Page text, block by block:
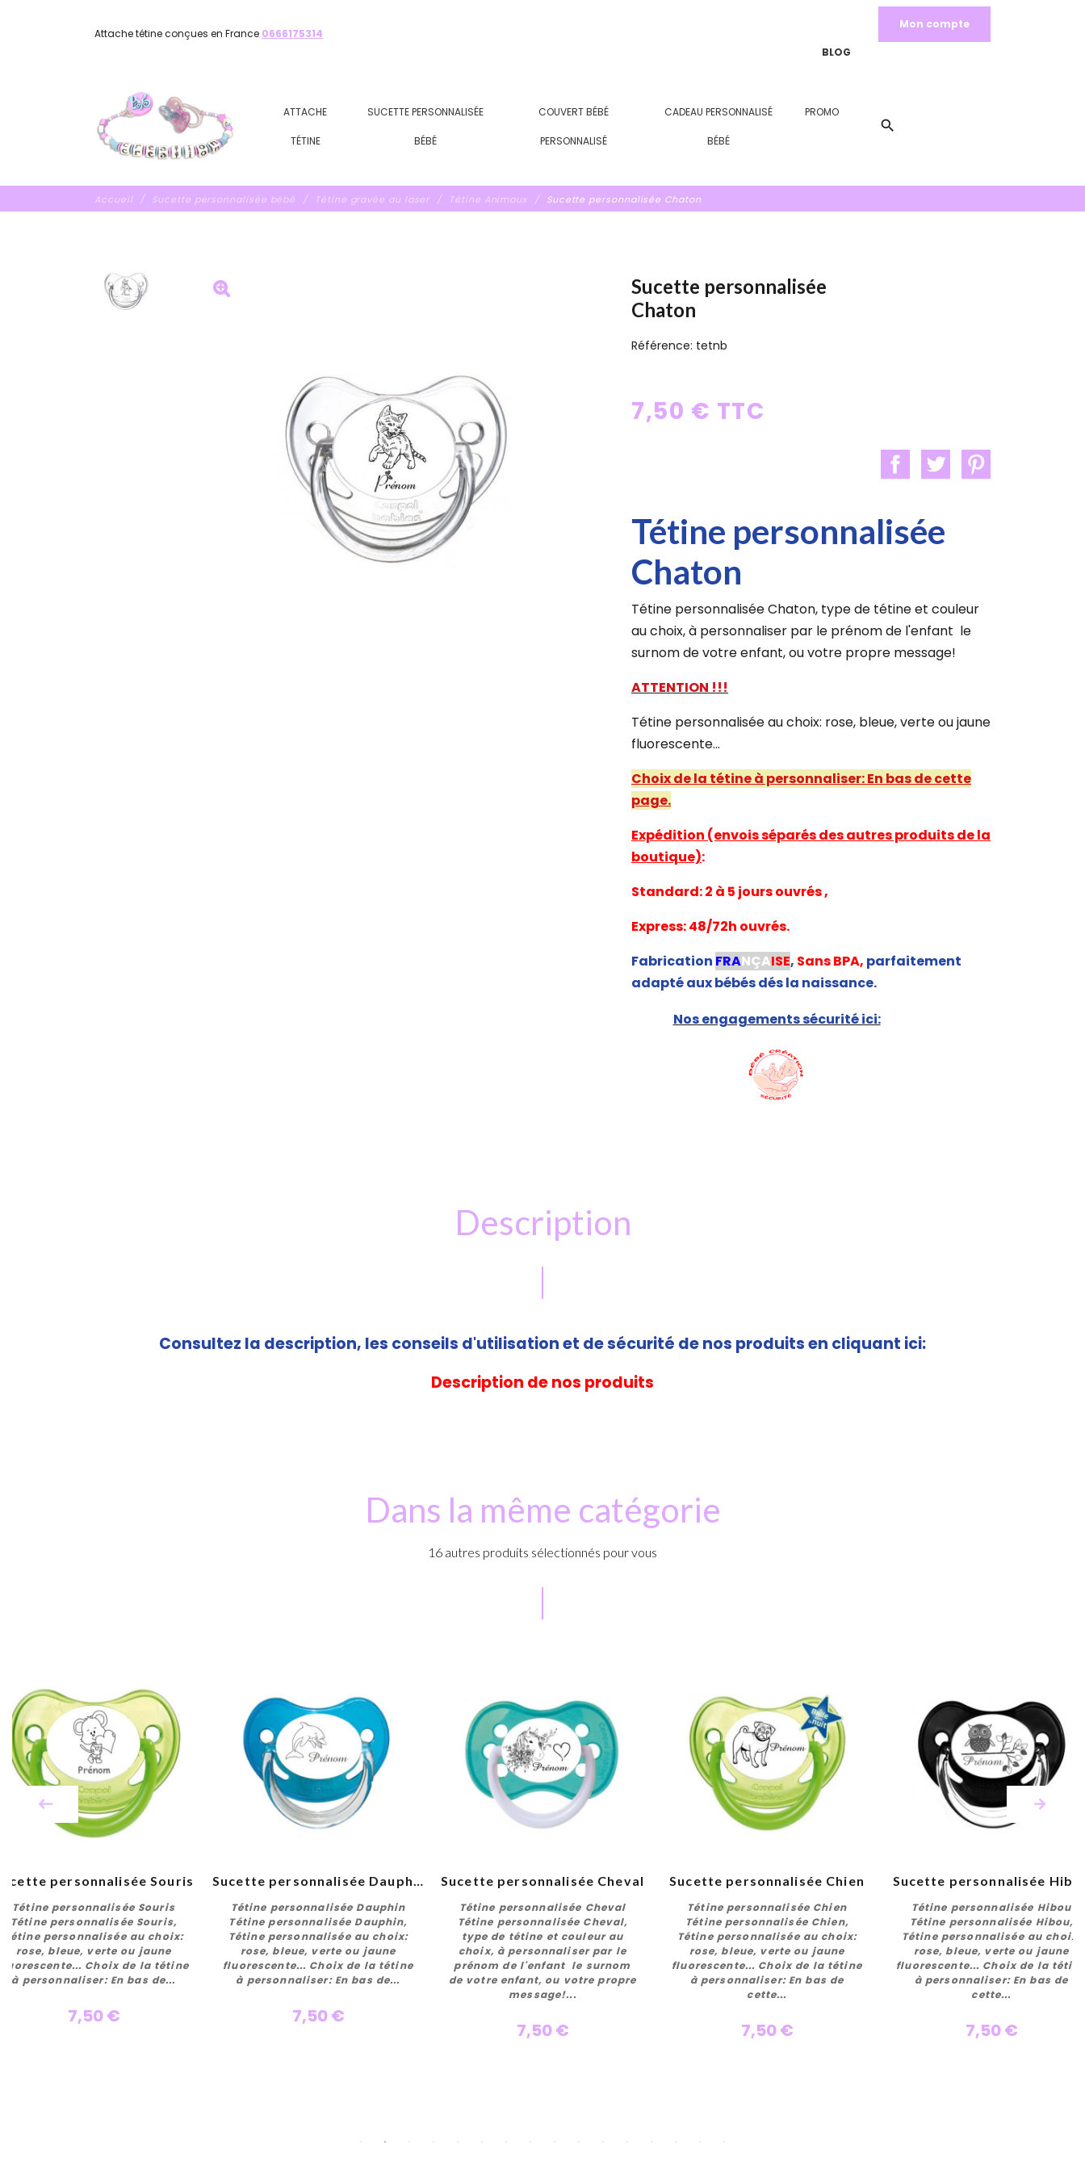
Attache tétine conçues en France 0666175314
Mon compte
BLOG
ATTACHE
TÉTINE
SUCETTE PERSONNALISÉE
BÉBÉ
COUVERT BÉBÉ
PERSONNALISÉ
CADEAU PERSONNALISÉ
BÉBÉ
PROMO
search
Accueil Sucette personnalisée bébé Tétine gravée au laser Tétine Animaux Sucette personnalisée Chaton
Sucette personnalisée
Chaton
Référence: tetnb
7,50 € TTC
Tétine personnalisée
Chaton
Tétine personnalisée Chaton, type de tétine et couleur
au choix, à personnaliser par le prénom de l'enfant le
surnom de votre enfant, ou votre propre message!
ATTENTION !!!
Tétine personnalisée au choix: rose, bleue, verte ou jaune
fluorescente...
Choix de la tétine à personnaliser: En bas de cette
page.
Expédition (envois séparés des autres produits de la
boutique):
Standard: 2 à 5 jours ouvrés ,
Express: 48/72h ouvrés.
Fabrication FRANÇAISE, Sans BPA, parfaitement
adapté aux bébés dés la naissance.
Nos engagements sécurité ici:
Description
Consultez la description, les conseils d'utilisation et de sécurité de nos produits en cliquant ici:
Description de nos produits
Dans la même catégorie
16 autres produits sélectionnés pour vous
Personnaliser
personnalisée Souris
Tétine personnalisée Souris
Tétine personnalisée Souris,
Tétine personnalisée au choix:
rose, bleue, verte ou jaune
Choix de la tétine
à personnaliser: En bas de...
7,50 €
Personnaliser
Tétine personnalisée Dauphin
Tétine personnalisée Dauphin,
Tétine personnalisée au choix:
rose, bleue, verte ou jaune
fluorescente... Choix de la tétine
à personnaliser: En bas de...
7,50 €
Personnaliser
Sucette personnalisée Cheval
Tétine personnalisée Cheval
Tétine personnalisée Cheval,
type de tétine et couleur au
choix, à personnaliser par le
prénom de l'enfant le surnom
de votre enfant, ou votre propre
message!...
7,50 €
Personnaliser
Sucette personnalisée Chien
Tétine personnalisée Chien
Tétine personnalisée Chien,
Tétine personnalisée au choix:
rose, bleue, verte ou jaune
fluorescente... Choix de la tétine
à personnaliser: En bas de
cette...
7,50 €
Personnaliser
Sucette personnalisée
Tétine personnalisée Hibou
Tétine personnalisée Hibou,
Tétine personnalisée au choix:
rose, bleue, verte ou jaune
fluorescente... Choix de la
à personnaliser: En bas de
cette...
7,50 €